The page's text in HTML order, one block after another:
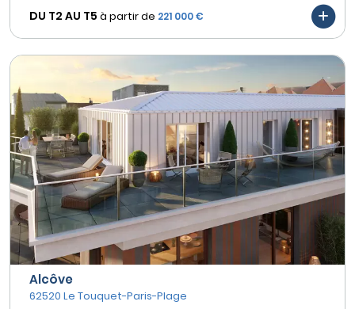
DU T2 AU T5 à partir de 221 000 €
Alcôve
62520 Le Touquet-Paris-Plage